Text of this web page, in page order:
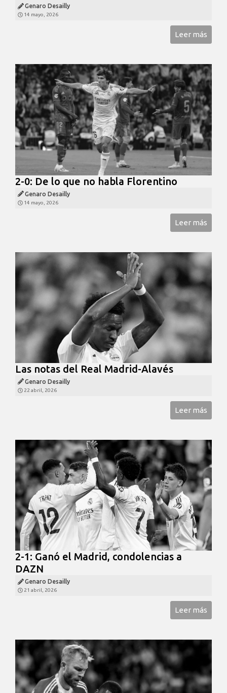
Genaro Desailly
14 mayo, 2026
Leer más
2-0: De lo que no habla Florentino
Genaro Desailly
14 mayo, 2026
Leer más
Las notas del Real Madrid-Alavés
Genaro Desailly
22 abril, 2026
Leer más
2-1: Ganó el Madrid, condolencias a
DAZN
Genaro Desailly
21 abril, 2026
Leer más